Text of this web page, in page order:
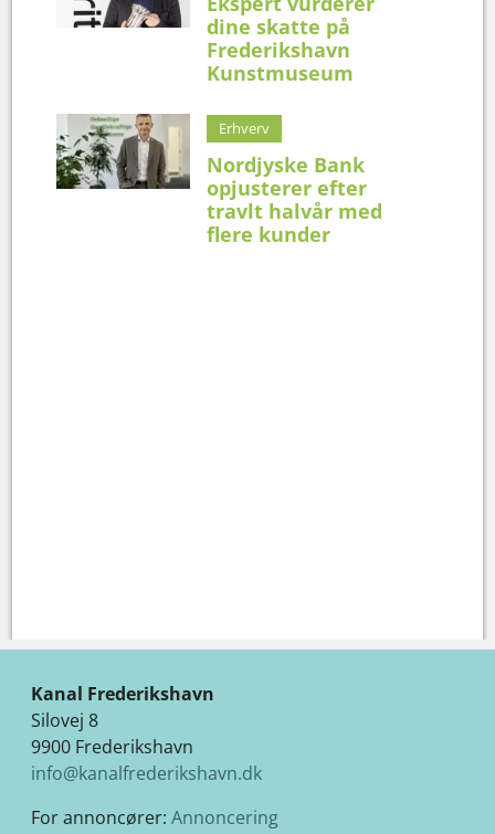
dine skatte på
Frederikshavn
Kunstmuseum
Erhverv
Nordjyske Bank
opjusterer efter
travlt halvår med
flere kunder
Kanal Frederikshavn
Silovej 8
9900 Frederikshavn
info@kanalfrederikshavn.dk
For annoncører: Annoncering